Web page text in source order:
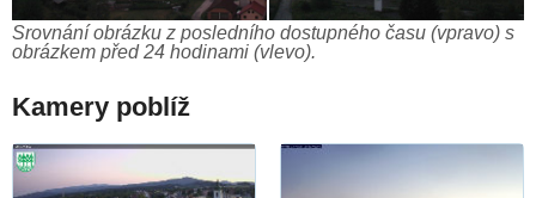
Srovnání obrázku z posledního dostupného času (vpravo) s
obrázkem před 24 hodinami (vlevo).
Kamery poblíž